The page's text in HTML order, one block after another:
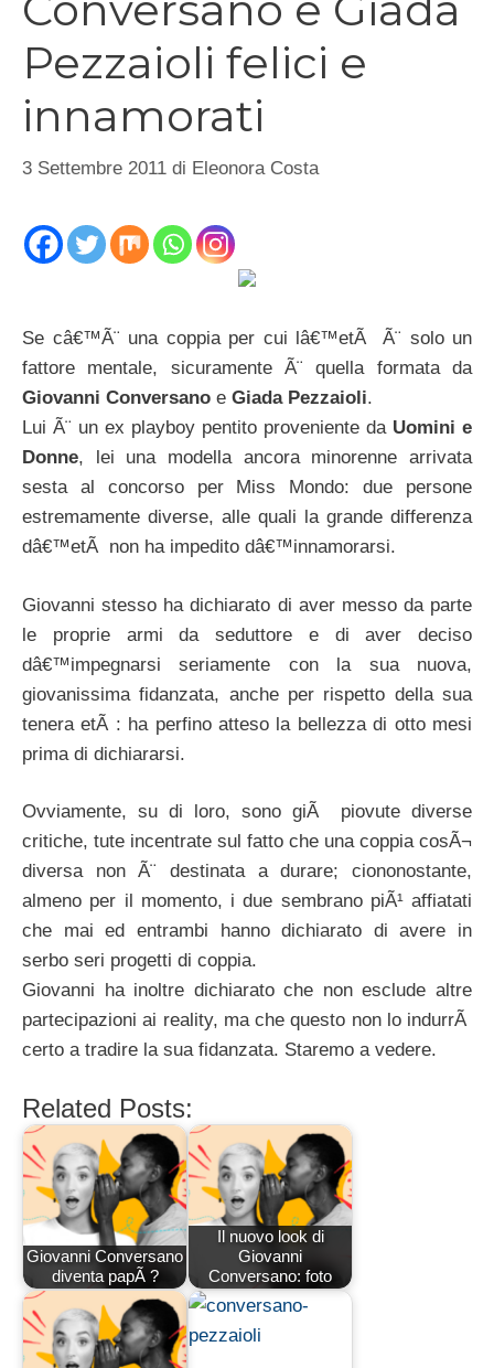
Pezzaioli felici e
innamorati
3 Settembre 2011 di Eleonora Costa
Se câ€™Ã¨ una coppia per cui lâ€™etÃ Ã¨ solo un
fattore mentale, sicuramente Ã¨ quella formata da
Giovanni Conversano e Giada Pezzaioli.
Lui Ã¨ un ex playboy pentito proveniente da Uomini e
Donne, lei una modella ancora minorenne arrivata
sesta al concorso per Miss Mondo: due persone
estremamente diverse, alle quali la grande differenza
dâ€™etÃ non ha impedito dâ€™innamorarsi.
Giovanni stesso ha dichiarato di aver messo da parte
le proprie armi da seduttore e di aver deciso
dâ€™impegnarsi seriamente con la sua nuova,
giovanissima fidanzata, anche per rispetto della sua
tenera etÃ : ha perfino atteso la bellezza di otto mesi
prima di dichiararsi.
Ovviamente, su di loro, sono giÃ piovute diverse
critiche, tute incentrate sul fatto che una coppia cosÃ¬
diversa non Ã¨ destinata a durare; ciononostante,
almeno per il momento, i due sembrano piÃ¹ affiatati
che mai ed entrambi hanno dichiarato di avere in
serbo seri progetti di coppia.
Giovanni ha inoltre dichiarato che non esclude altre
partecipazioni ai reality, ma che questo non lo indurrÃ
certo a tradire la sua fidanzata. Staremo a vedere.
Related Posts:
Giovanni Conversano
diventa papÃ ?
Il nuovo look di
Giovanni
Conversano: foto